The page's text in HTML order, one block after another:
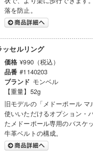
落を防止。
ッセルリング
価格 ¥990（税込）
品番 #1140203
ブランド モンベル
【重量】52g
旧モデルの「メドーポール
使いいただけるオプション・
たメドーポール専用のバスケ
牛革ベルトの構成。